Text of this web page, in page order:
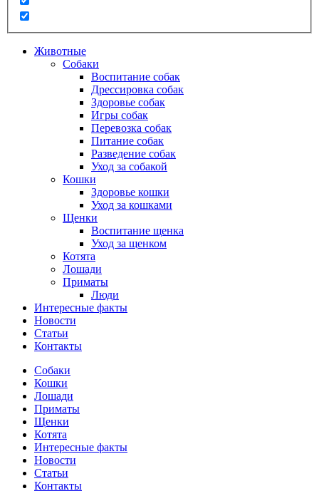
Животные
Собаки
Воспитание собак
Дрессировка собак
Здоровье собак
Игры собак
Перевозка собак
Питание собак
Разведение собак
Уход за собакой
Кошки
Здоровье кошки
Уход за кошками
Щенки
Воспитание щенка
Уход за щенком
Котята
Лошади
Приматы
Люди
Интересные факты
Новости
Статьи
Контакты
Собаки
Кошки
Лошади
Приматы
Щенки
Котята
Интересные факты
Новости
Статьи
Контакты